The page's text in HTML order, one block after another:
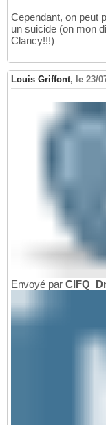
Cependant, on peut
un suicide (on mon
Clancy!!!)
Louis Griffont, le 23/
Envoyé par